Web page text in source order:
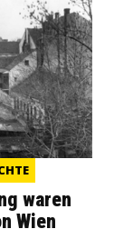
waren
Wien